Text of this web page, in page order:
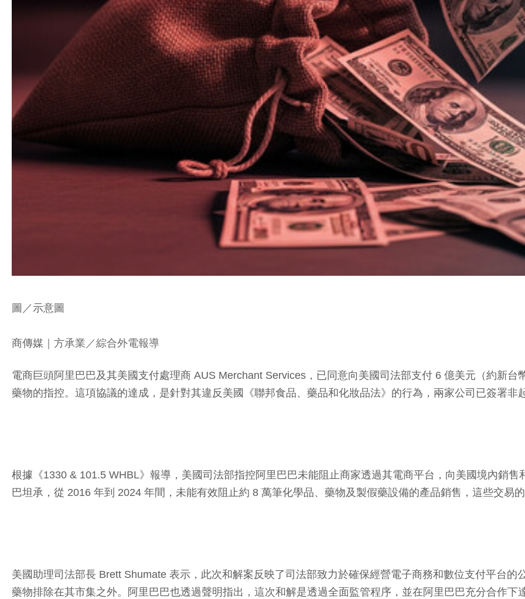
圖／示意圖
商傳媒 ｜方承業／綜合外電報導
電商巨頭阿里巴巴及其美國支付處理商 AUS Merchant Services，已同意向美國司法部支付 6 億美元（約新
藥物的指控。這項協議的達成，是針對其違反美國《聯邦食品、藥品和化妝品法》的行為，兩家公司已簽署非
根據《1330 & 101.5 WHBL》報導，美國司法部指控阿里巴巴未能阻止商家透過其電商平台，向美國境內銷
巴坦承，從 2016 年到 2024 年間，未能有效阻止約 8 萬筆化學品、藥物及製假藥設備的產品銷售，這些交易
美國助理司法部長 Brett Shumate 表示，此次和解案反映了司法部致力於確保經營電子商務和數位支付平台
藥物排除在其市集之外。阿里巴巴也透過聲明指出，這次和解是透過全面監管程序，並在阿里巴巴充分合作